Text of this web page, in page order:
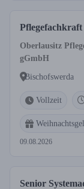
Oberlausitz
gGmbH
Bischofswerda
Vollzeit
09.08.2026
Senior